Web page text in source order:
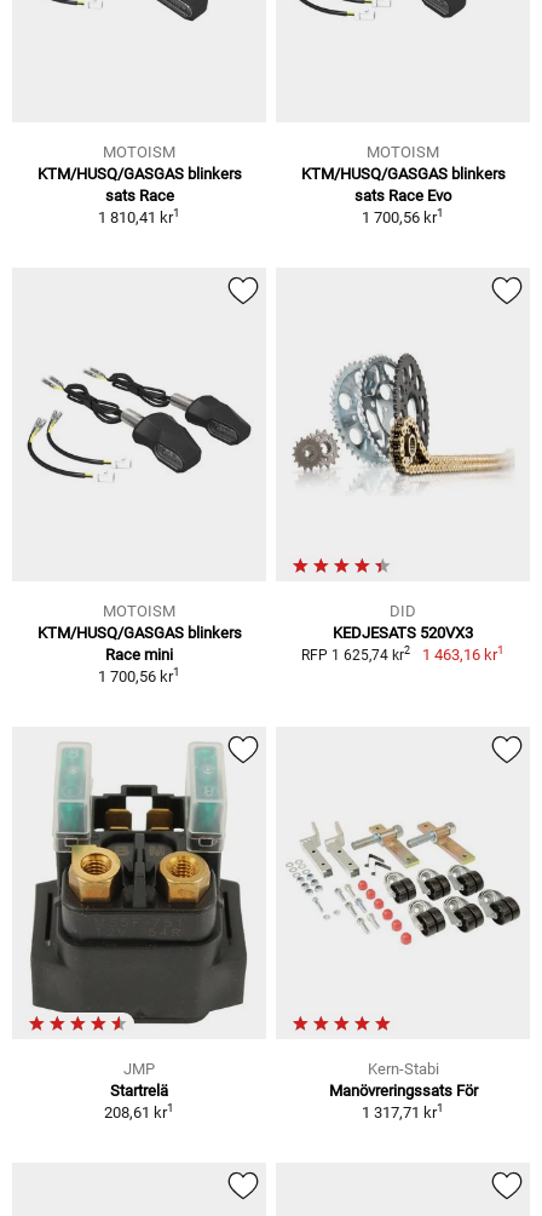
MOTOISM
KTM/HUSQ/GASGAS blinkers
sats Race
1 810,41 kr1
MOTOISM
KTM/HUSQ/GASGAS blinkers
sats Race Evo
1 700,56 kr1
MOTOISM
KTM/HUSQ/GASGAS blinkers
Race mini
1 700,56 kr1
DID
KEDJESATS 520VX3
RFP 1 625,74 kr2 1 463,16 kr1
JMP
Startrelä
208,61 kr1
Kern-Stabi
Manövreringssats För
1 317,71 kr1